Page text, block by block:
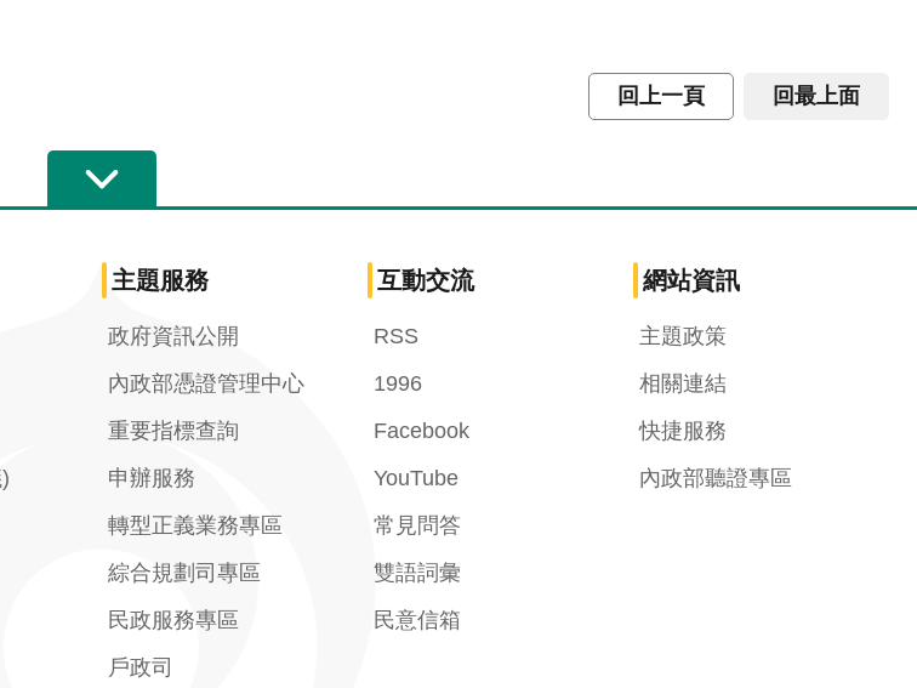
回上一頁 回最上面
主題服務
政府資訊公開
內政部憑證管理中心
重要指標查詢
申辦服務
轉型正義業務專區
綜合規劃司專區
民政服務專區
戶政司
互動交流
RSS
1996
Facebook
YouTube
常見問答
雙語詞彙
民意信箱
網站資訊
主題政策
相關連結
快捷服務
內政部聽證專區